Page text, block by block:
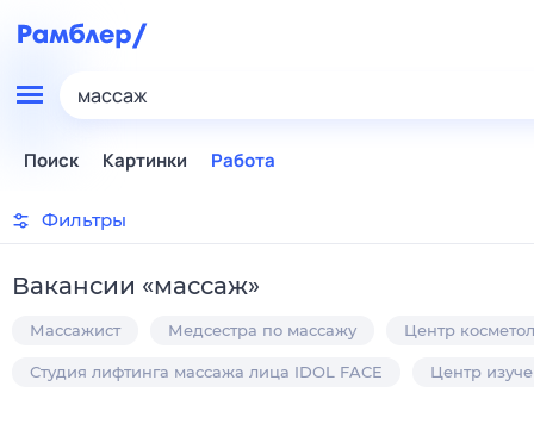
массаж
Поиск Картинки Работа
Фильтры
Вакансии «массаж»
Массажист Медсестра по массажу Центр
Студия лифтинга массажа лица IDOL FACE Центр